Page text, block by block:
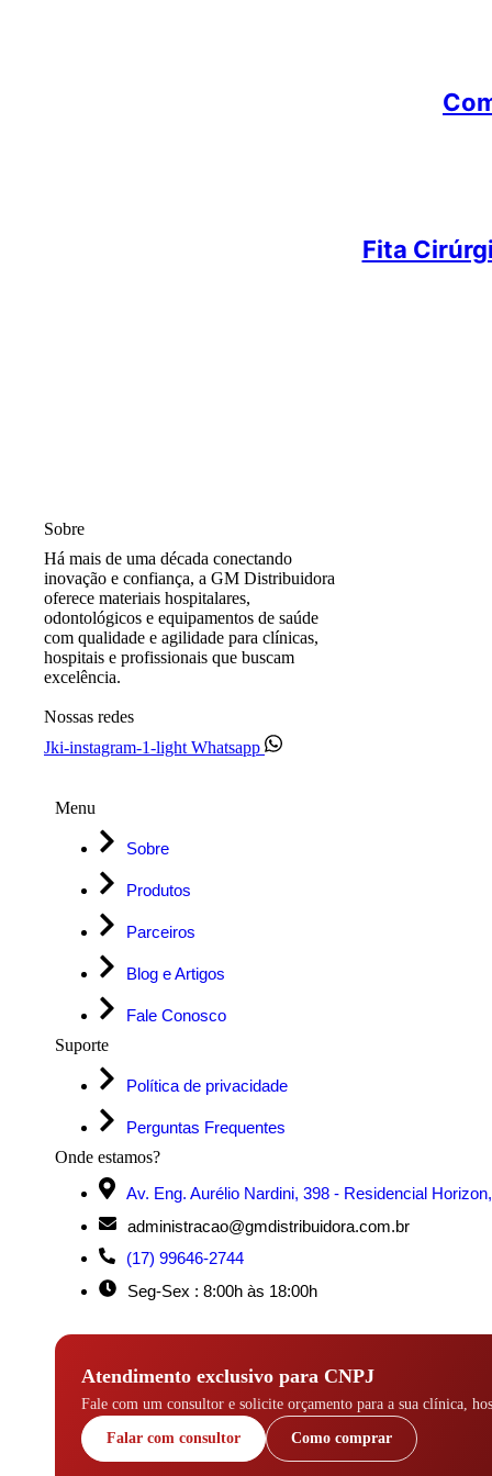
Fita
Sobre
Há mais de uma década conectando
inovação e confiança, a GM Distribuidora
oferece materiais hospitalares,
odontológicos e equipamentos de saúde
com qualidade e agilidade para clínicas,
hospitais e profissionais que buscam
excelência.
Nossas redes
Jki-instagram-1-light Whatsapp
Menu
Sobre
Produtos
Parceiros
Blog e Artigos
Fale Conosco
Suporte
Política de privacidade
Perguntas Frequentes
Onde estamos?
Av. Eng. Aurélio Nardini, 398 - Residencial
administracao@gmdistribuidora.com.br
(17) 99646-2744
Seg-Sex : 8:00h às 18:00h
Atendimento exclusivo para CNPJ
Fale com um consultor e solicite orçamento para a sua clínica,
Falar com consultor Como comprar